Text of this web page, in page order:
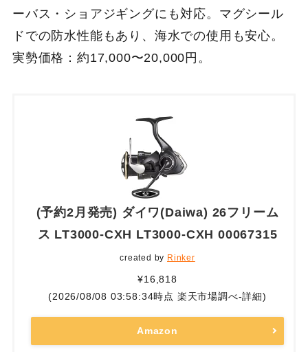
ーバス・ショアジギングにも対応。マグシール
ドでの防水性能もあり、海水での使用も安心。
実勢価格：約17,000〜20,000円。
(予約2月発売) ダイワ(Daiwa) 26フリーム
ス LT3000-CXH LT3000-CXH 00067315
created by Rinker
¥16,818
(2026/08/08 03:58:34時点 楽天市場調べ-詳細)
Amazon